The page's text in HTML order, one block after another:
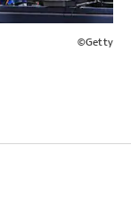
©Getty